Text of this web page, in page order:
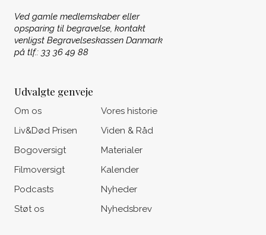
Ved gamle medlemskaber eller
opsparing til begravelse, kontakt
venligst Begravelseskassen Danmark
på tlf.: 33 36 49 88
Udvalgte genveje
Om os
Liv&Død Prisen
Bogoversigt
Filmoversigt
Podcasts
Støt os
Vores historie
Viden & Råd
Materialer
Kalender
Nyheder
Nyhedsbrev